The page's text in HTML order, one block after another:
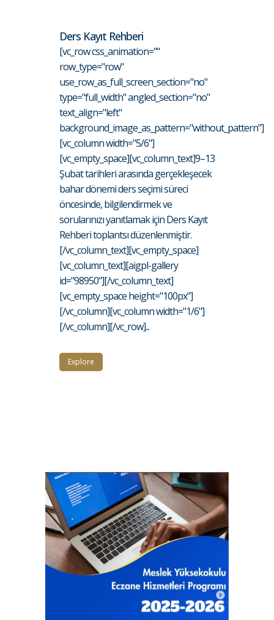
Ders Kayıt Rehberi
[vc_row css_animation=""
row_type="row"
use_row_as_full_screen_section="no"
type="full_width" angled_section="no"
text_align="left"
background_image_as_pattern="without_pattern"]
[vc_column width="5/6"]
[vc_empty_space][vc_column_text]9–13
Şubat tarihleri arasında gerçekleşecek
bahar dönemi ders seçimi süreci
öncesinde, bilgilendirmek ve
sorularınızı yanıtlamak için Ders Kayıt
Rehberi toplantsı düzenlenmiştir.
[/vc_column_text][vc_empty_space]
[vc_column_text][aigpl-gallery
id="98950"][/vc_column_text]
[vc_empty_space height="100px"]
[/vc_column][vc_column width="1/6"]
[/vc_column][/vc_row]...
Explore